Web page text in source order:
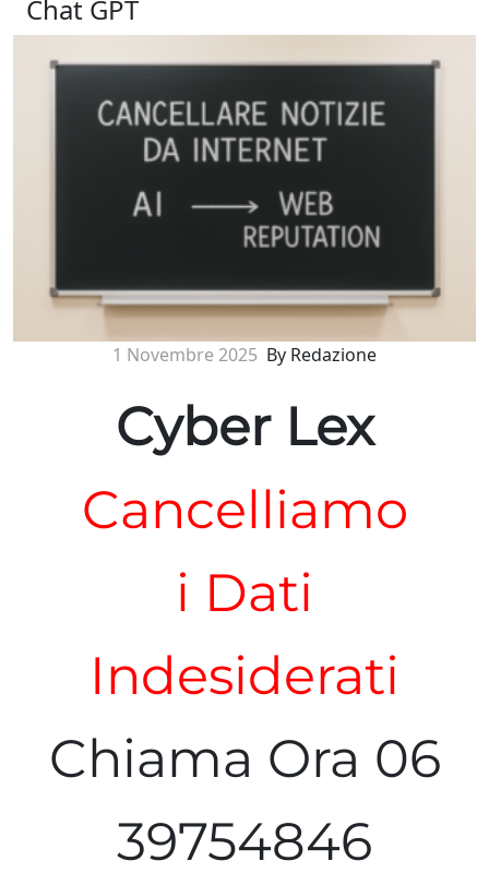
Chat GPT
1 Novembre 2025 By Redazione
Cyber Lex
Cancelliamo
i Dati
Indesiderati
Chiama Ora 06
39754846